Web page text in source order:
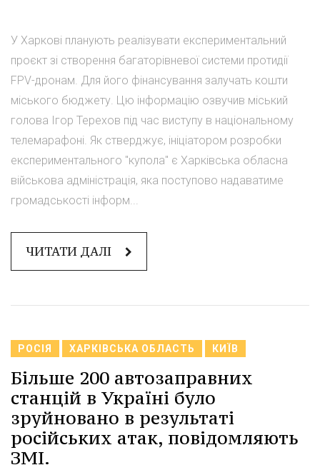
У Харкові планують реалізувати експериментальний
проєкт зі створення багаторівневої системи протидії
FPV-дронам. Для його фінансування залучать кошти
міського бюджету. Цю інформацію озвучив міський
голова Ігор Терехов під час виступу в національному
телемарафоні. Як стверджує, ініціатором розробки
експериментального "купола" є Харківська обласна
військова адміністрація, яка поступово надаватиме
громадськості інформ...
ЧИТАТИ ДАЛІ
РОСІЯ ХАРКІВСЬКА ОБЛАСТЬ КИЇВ
Більше 200 автозаправних
станцій в Україні було
зруйновано в результаті
російських атак, повідомляють
ЗМІ.